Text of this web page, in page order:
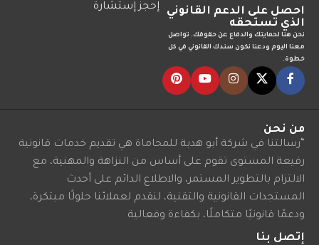
احصل على الدعم القانوني
الذي تستحقه
نحن هنا لحمايتك والدفاع عن حقوقك. تواصل
معنا اليوم ودعنا نكون سندك القانوني في كل
خطوة.
إحجز إستشارة
من نحن
“رسالتنا في شركة أبو هدبة للمحاماة هي تقديم خدمات قانونية
رفيعة المستوى تقوم على أساس من النزاهة والمهنية، مع
الالتزام بالتطوير المستمر، والاطلاع الدائم على أحدث
المستجدات القانونية والتقنية، لنقدم لعملائنا حلولًا مبتكرة،
ودعمًا قانونيًا متكاملًا، بكفاءة وفعالية
إتصل بنا